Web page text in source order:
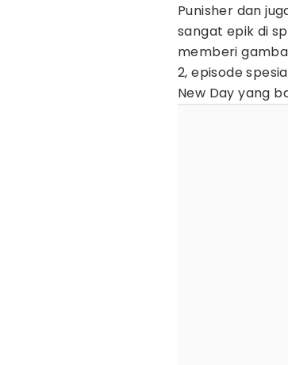
Punisher dan
sangat epik di
memberi
2, episode
New Day yang